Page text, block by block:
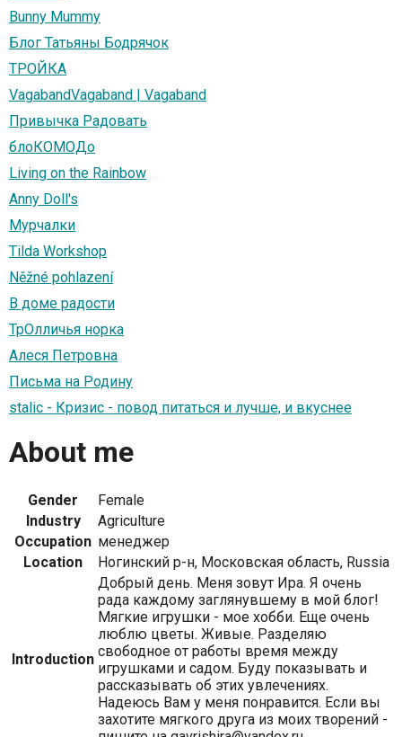
Bunny Mummy
Блог Татьяны Бодрячок
ТРОЙКА
VagabandVagaband | Vagaband
Привычка Радовать
блоКОМОДо
Living on the Rainbow
Anny Doll's
Мурчалки
Tilda Workshop
Něžné pohlazení
В доме радости
ТрОлличья норка
Алеся Петровна
Письма на Родину
stalic - Кризис - повод питаться и лучше, и вкуснее
About me
Gender
Female
Industry
Agriculture
Occupation менеджер
Location
Ногинский р-н, Московская область, Russia
Introduction
Добрый день. Меня зовут Ира. Я очень
рада каждому заглянувшему в мой блог!
Мягкие игрушки - мое хобби. Еще очень
люблю цветы. Живые. Разделяю
свободное от работы время между
игрушками и садом. Буду показывать и
рассказывать об этих увлечениях.
Надеюсь Вам у меня понравится. Если вы
захотите мягкого друга из моих творений -